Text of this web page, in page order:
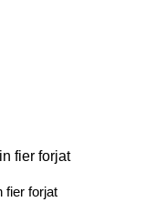
fier forjat